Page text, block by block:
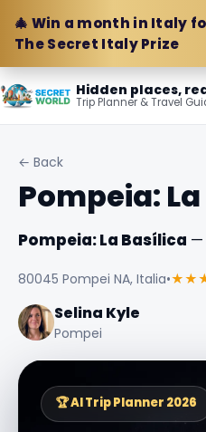
🎄 Win a month in Italy
The Secret Italy Prize
Hidden places,
Trip Planner & Travel
← Back
Pompeia:
Pompeia: La Basílica —
80045 Pompei NA, Italia•
Selina Kyle
Pompei
🏆 AI Trip Planner 2026